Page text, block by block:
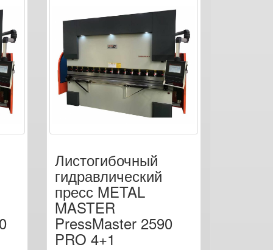
Листогибочный
гидравлический
пресс METAL
MASTER
PressMaster 2590
PRO 4+1